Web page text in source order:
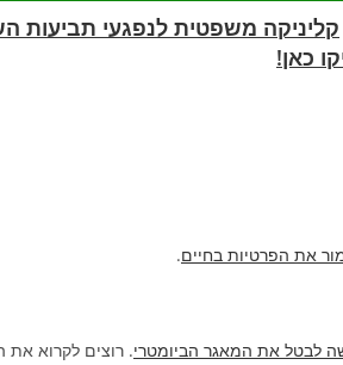
קליניקה משפטית לנפגעי תביעות
כאן!
את הפרטיות בחיים.
לבטל את המאגר הביומטרי. רוצים לקרוא את